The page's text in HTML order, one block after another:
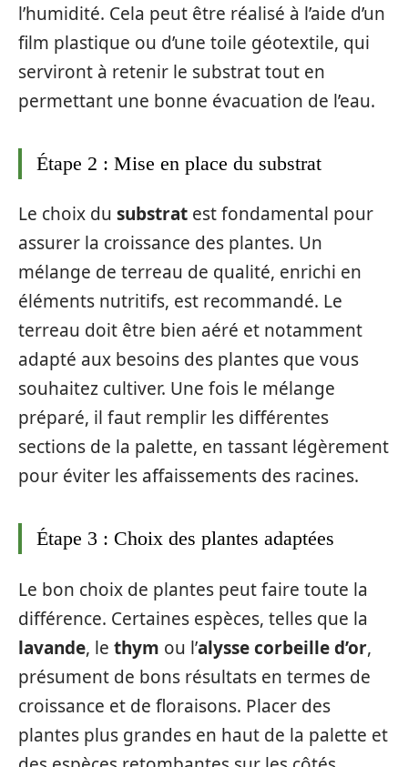
l’humidité. Cela peut être réalisé à l’aide d’un
film plastique ou d’une toile géotextile, qui
serviront à retenir le substrat tout en
permettant une bonne évacuation de l’eau.
Étape 2 : Mise en place du substrat
Le choix du substrat est fondamental pour
assurer la croissance des plantes. Un
mélange de terreau de qualité, enrichi en
éléments nutritifs, est recommandé. Le
terreau doit être bien aéré et notamment
adapté aux besoins des plantes que vous
souhaitez cultiver. Une fois le mélange
préparé, il faut remplir les différentes
sections de la palette, en tassant légèrement
pour éviter les affaissements des racines.
Étape 3 : Choix des plantes adaptées
Le bon choix de plantes peut faire toute la
différence. Certaines espèces, telles que la
lavande, le thym ou l’alysse corbeille d’or,
présument de bons résultats en termes de
croissance et de floraisons. Placer des
plantes plus grandes en haut de la palette et